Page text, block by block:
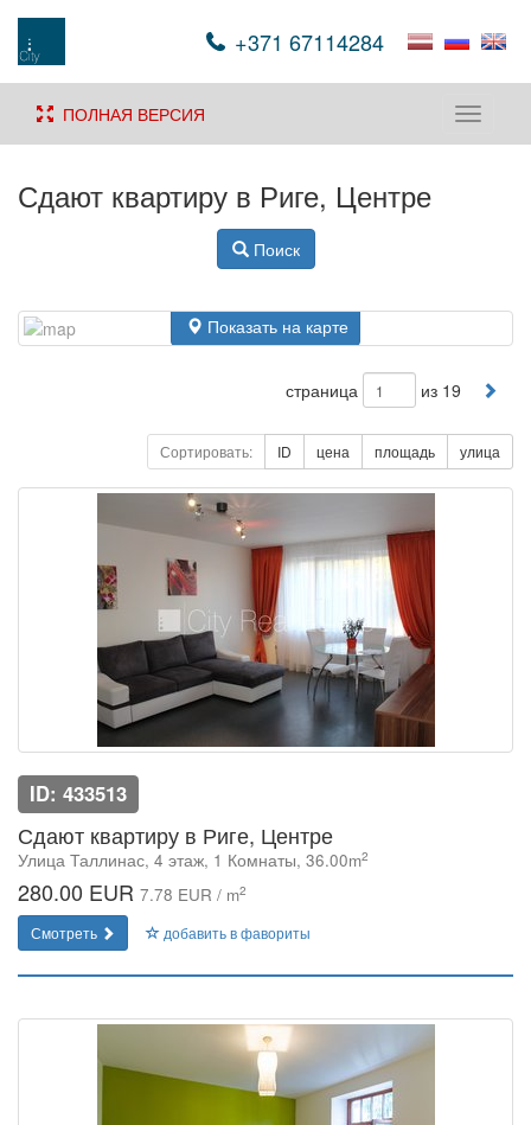
+371 67114284
Toggle
ПОЛНАЯ ВЕРСИЯ
Сдают квартиру в Риге, Центре
Поиск
Показать на карте
страница из 19
Сортировать: ID цена площадь улица
ID: 433513
Сдают квартиру в Риге, Центре
Улица Таллинас, 4 этаж, 1 Комнаты, 36.00m2
280.00 EUR 7.78 EUR / m2
Смотреть добавить в фавориты